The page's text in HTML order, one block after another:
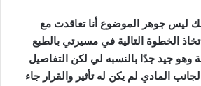
ليس جوهر الموضوع أنا تعاقدت مع
الخطوة التالية في مسيرتي بالطبع
وهو جيد جدًا بالنسبه لي لكن التفاصيل
المادي لم يكن له تأثير والقرار جاء